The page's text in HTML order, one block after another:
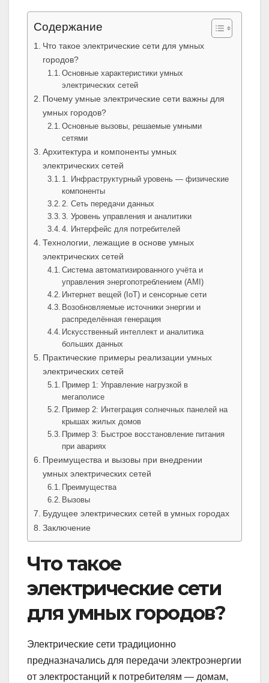
Содержание
Что такое электрические сети для умных
городов?
Основные характеристики умных
электрических сетей
Почему умные электрические сети важны для
умных городов?
Основные вызовы, решаемые умными
сетями
Архитектура и компоненты умных
электрических сетей
1. Инфраструктурный уровень — физические
компоненты
2. Сеть передачи данных
3. Уровень управления и аналитики
4. Интерфейс для потребителей
Технологии, лежащие в основе умных
электрических сетей
Система автоматизированного учёта и
управления энергопотреблением (AMI)
Интернет вещей (IoT) и сенсорные сети
Возобновляемые источники энергии и
распределённая генерация
Искусственный интеллект и аналитика
больших данных
Практические примеры реализации умных
электрических сетей
Пример 1: Управление нагрузкой в
мегаполисе
Пример 2: Интеграция солнечных панелей на
крышах жилых домов
Пример 3: Быстрое восстановление питания
при авариях
Преимущества и вызовы при внедрении
умных электрических сетей
Преимущества
Вызовы
Будущее электрических сетей в умных городах
Заключение
Что такое
электрические сети
для умных городов?
Электрические сети традиционно
предназначались для передачи электроэнергии
от электростанций к потребителям — домам,